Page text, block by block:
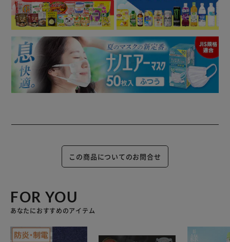
この商品についてのお問合せ
FOR YOU
あなたにおすすめのアイテム